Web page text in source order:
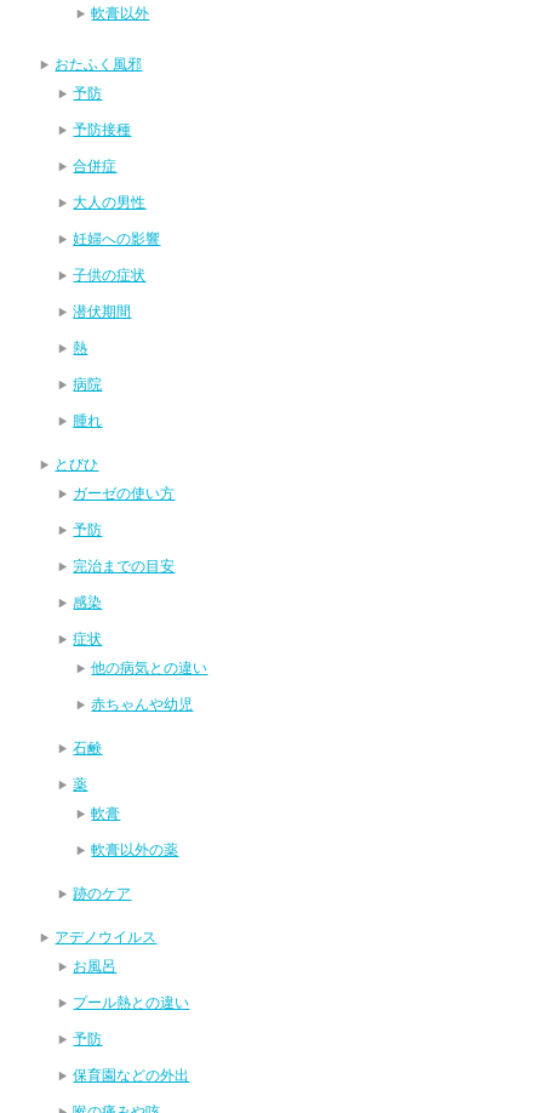
軟膏以外
おたふく風邪
予防
予防接種
合併症
大人の男性
妊婦への影響
子供の症状
潜伏期間
熱
病院
腫れ
とびひ
ガーゼの使い方
予防
完治までの目安
感染
症状
他の病気との違い
赤ちゃんや幼児
石鹸
薬
軟膏
軟膏以外の薬
跡のケア
アデノウイルス
お風呂
プール熱との違い
予防
保育園などの外出